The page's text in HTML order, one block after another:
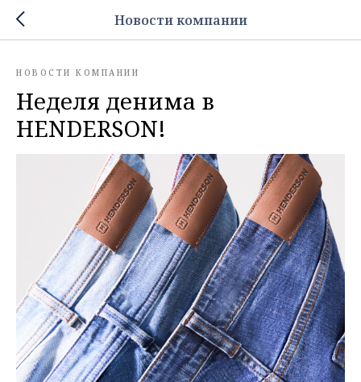
Новости компании
НОВОСТИ КОМПАНИИ
Неделя денима в
HENDERSON!